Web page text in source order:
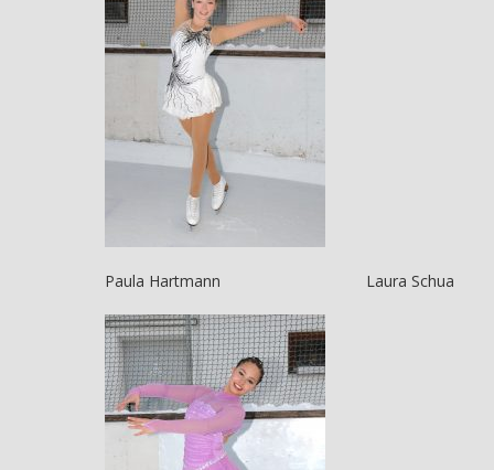
Paula Hartmann Laura Schua